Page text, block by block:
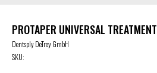
PROTAPER UNIVERSAL TREATMENT
Dentsply DeTrey GmbH
SKU: